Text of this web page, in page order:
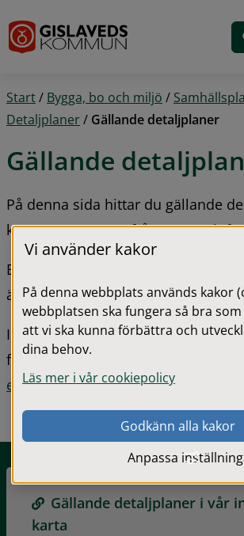
Start/ Bygga, bo och miljö /
Detaljplaner/ Gällande detaljplaner
Gällande
På denna sida hittar du gällande
kommunens orter från 2020 och
En detaljplan gäller tills den
ändras eller ersätts av en ny
I vår karttjänst kan du se vad som
fastighet. Du kan också Kontakta
en karta som visar förutsättningarna.
Gällande detaljplaner i vår
karta
Vi använder kakor
På denna webbplats används kakor
webbplatsen ska fungera så bra
att vi ska kunna förbättra och
dina behov.
Läs mer i vår cookiepolicy
Godkänn alla kakor
Anpassa